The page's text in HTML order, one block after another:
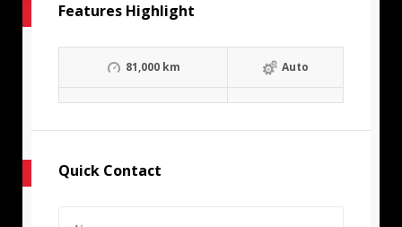
Features Highlight
81,000 km Auto
Quick Contact